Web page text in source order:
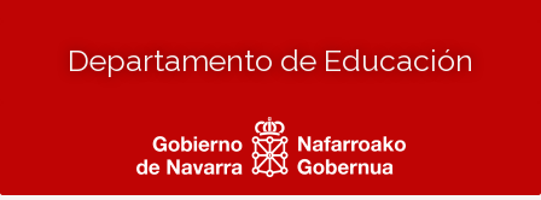
Departamento de Educación